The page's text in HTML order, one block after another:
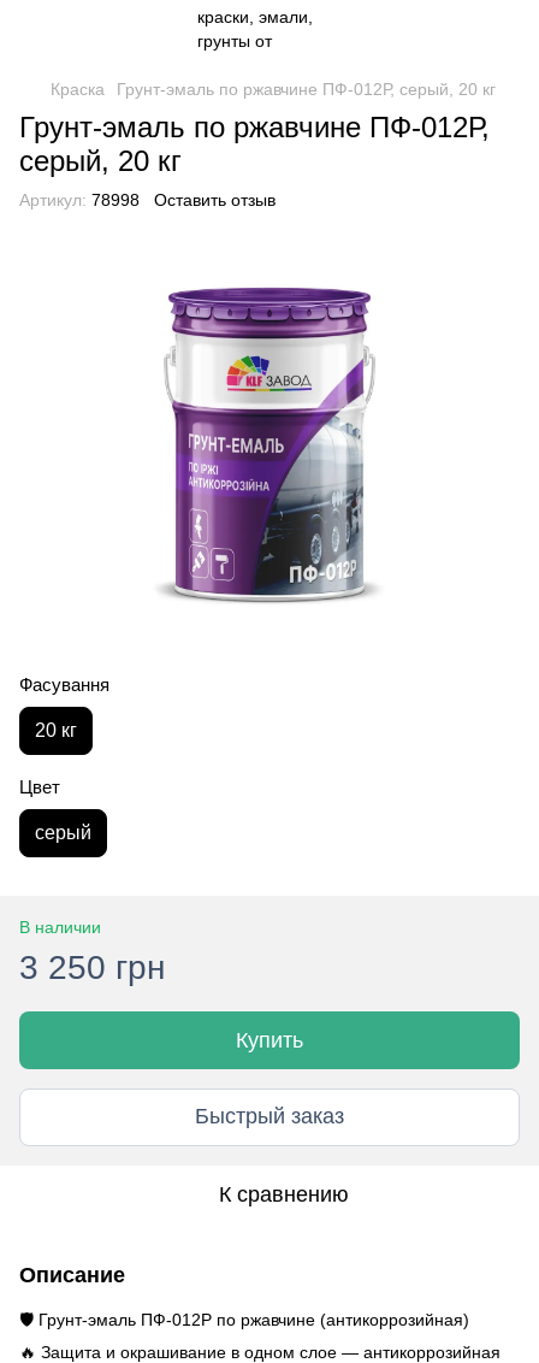
Краска Грунт-эмаль по ржавчине ПФ-012Р, серый, 20 кг
Грунт-эмаль по ржавчине ПФ-012Р,
серый, 20 кг
Артикул: 78998 Оставить отзыв
Фасування
20 кг
Цвет
серый
В наличии
3 250 грн
Купить
Быстрый заказ
К сравнению
Описание
🛡️ Грунт‑эмаль ПФ‑012Р по ржавчине (антикоррозийная)
🔥 Защита и окрашивание в одном слое — антикоррозийная